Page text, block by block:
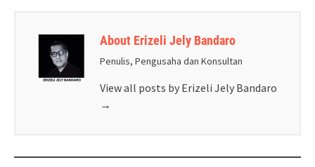
About Erizeli Jely Bandaro
Penulis, Pengusaha dan Konsultan
View all posts by Erizeli Jely Bandaro
→